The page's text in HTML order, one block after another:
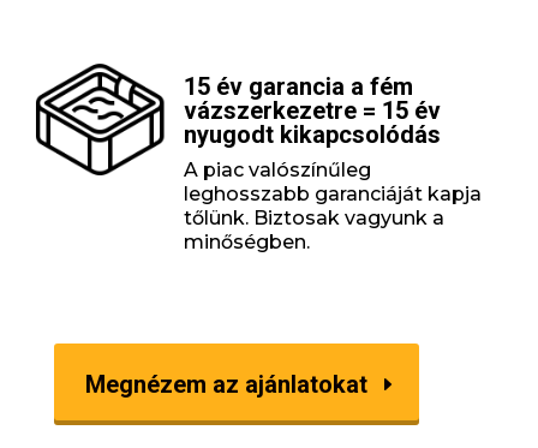
15 év garancia a fém
vázszerkezetre = 15 év
nyugodt kikapcsolódás
A piac valószínűleg
leghosszabb garanciáját kapja
tőlünk. Biztosak vagyunk a
minőségben.
Megnézem az ajánlatokat